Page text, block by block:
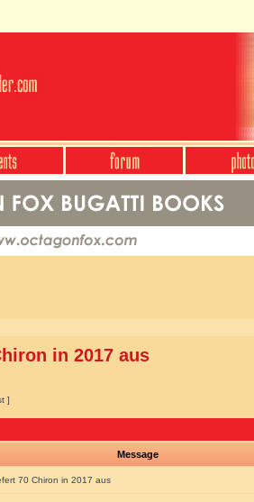
in 2017 aus
]
Message
70 Chiron in 2017 aus